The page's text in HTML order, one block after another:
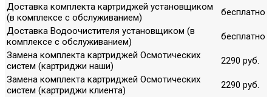
Доставка комплекта картриджей установщиком
(в комплексе с обслуживанием)
бесплатно
Доставка Водоочистителя установщиком (в
комплексе с обслуживанием)
бесплатно
Замена комплекта картриджей Осмотических
систем (картриджи наши)
2290 руб.
Замена комплекта картриджей Осмотических
систем (картриджи клиента)
2290 руб.